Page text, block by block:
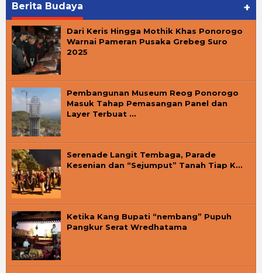
Berita Budaya +
Dari Keris Hingga Mothik Khas Ponorogo
Warnai Pameran Pusaka Grebeg Suro
2025
Pembangunan Museum Reog Ponorogo
Masuk Tahap Pemasangan Panel dan
Layer Terbuat …
Serenade Langit Tembaga, Parade
Kesenian dan “Sejumput” Tanah Tiap K…
Ketika Kang Bupati “nembang” Pupuh
Pangkur Serat Wredhatama